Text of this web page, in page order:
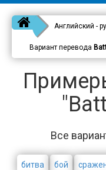
Вариант перевода
Все
битва бой